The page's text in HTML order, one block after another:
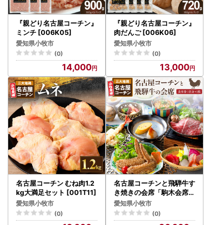
『親どり名古屋コーチン』
ミンチ [006K05]
愛知県小牧市
(0)
14,000
『親どり名古屋コーチン』
肉だんご [006K06]
愛知県小牧市
(0)
13,000
名古屋コーチン むね肉1.2
kg大満足セット [001T11]
愛知県小牧市
(0)
名古屋コーチンと飛騨牛す
き焼きの会席「駒木会席」
食事券1名分 [018M14]
愛知県小牧市
(0)